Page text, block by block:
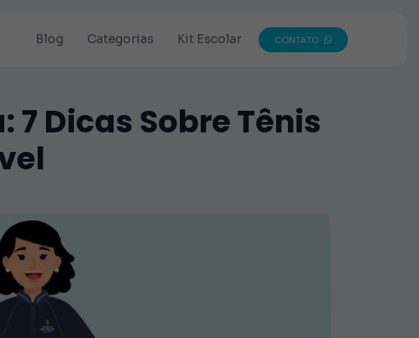
Blog Categorias Kit Escolar CONTATO
Dicas Sobre Tênis